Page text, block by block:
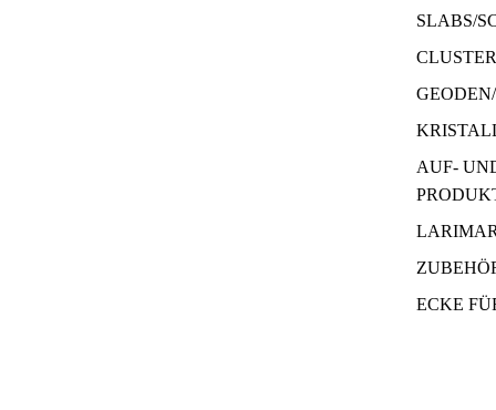
SLABS/
CLUSTER
AUF-
ECKE